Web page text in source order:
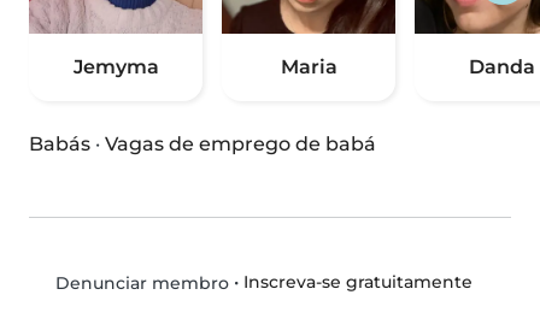
Jemyma Maria Danda
Babás · Vagas de emprego de babá
Denunciar membro• Inscreva-se gratuitamente